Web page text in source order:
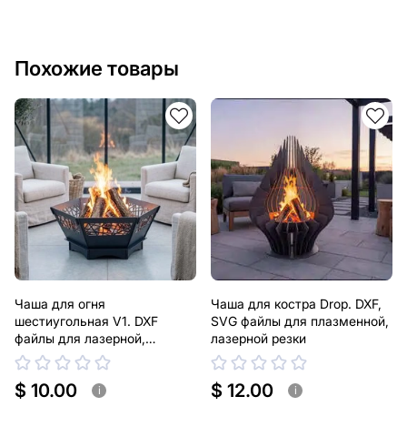
Похожие товары
Чаша для огня
шестиугольная V1. DXF
файлы для лазерной,
плазменной резки
$ 10.00 i
Чаша для костра Drop. DXF,
SVG файлы для плазменной,
лазерной резки
$ 12.00 i